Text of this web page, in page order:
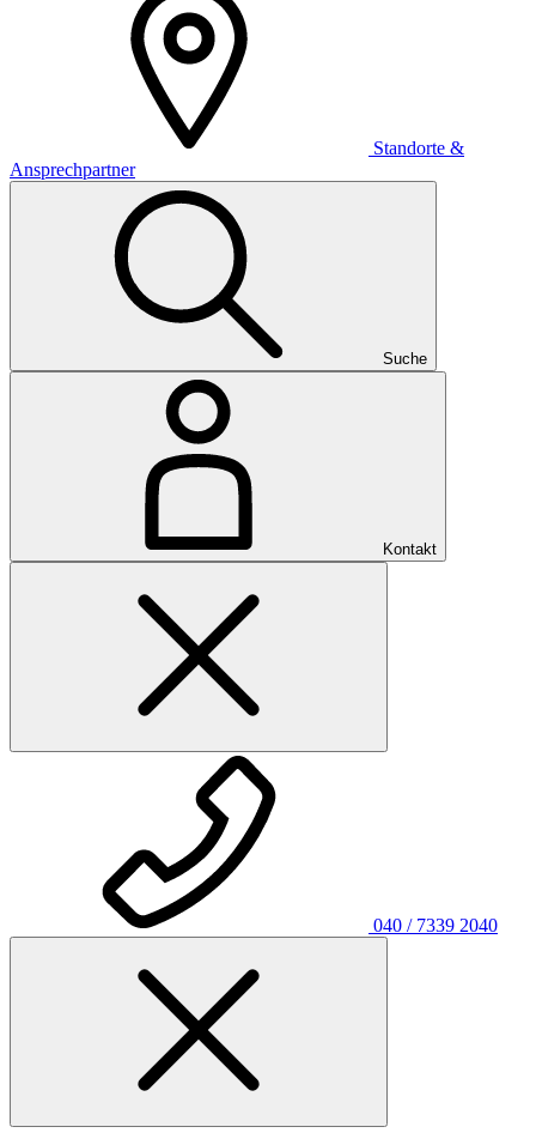
Standorte &
Ansprechpartner
Suche
Kontakt
040 / 7339 2040